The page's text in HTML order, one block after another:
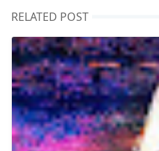
RELATED POST